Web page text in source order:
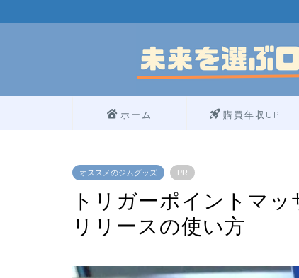
ホーム 購買年収UP
オススメのジムグッズ PR
トリガーポイントマ
リリースの使い方